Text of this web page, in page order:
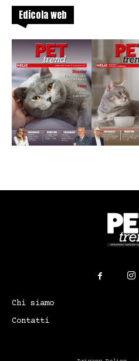
Edicola web
Chi siamo
Contatti